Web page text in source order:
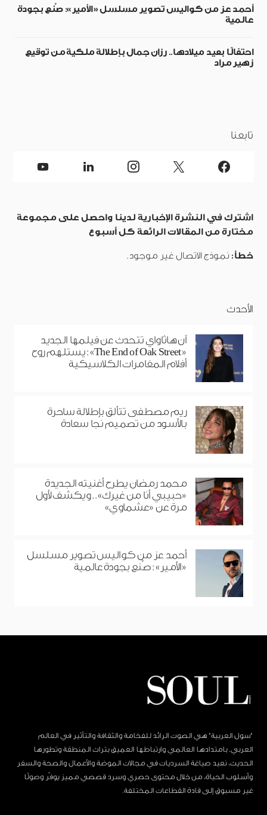
أحمد عز من كواليس تصوير مسلسل «الأمير»: صُنع بجودة
عالمية
احتفالًا بعيد ميلادها.. رزان جمال بإطلالة ملكية من توقيع
زهير مراد
تابعنا
اشترك في النشرة الإخبارية لدينا واحصل على مجموعة
مختارة من المقالات الرائعة كل أسبوع
خطأ: نموذج الاتصال غير موجود.
الأحدث
آن هاثاواي تتحدث عن فيلمها الجديد
«The End of Oak Street»: يستلهم روح
أفلام المغامرات الكلاسيكية
ريم مصطفى تتألق بإطلالة ساحرة
بالأسود من تصميم نجا سعادة
محمد رمضان يطرح أغنيته الجديدة
«حبيبي أنا من غيرك».. ويكشف لأول
مرة عن «عشماوي»
أحمد عز من كواليس تصوير مسلسل
«الأمير»: صُنع بجودة عالمية
"سول العربية" هي الصوت الرائد للفخامة والثقافة والتأثير في العالم
العربي. بامتدادها العالمي وارتباطها العميق بتراث المنطقة وتطورها
الحديث، نعيد صياغة السرديات في مجالات الموضة والأعمال والصحة والسفر
وأسلوب الحياة، من خلال محتوى حصري وسرد قصصي مميز يوفّر وصولًا
غير مسبوق إلى قادة القطاعات المختلفة.